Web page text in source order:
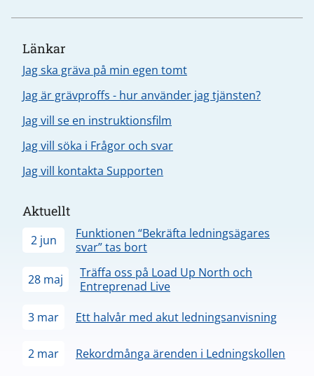
Länkar
Jag ska gräva på min egen tomt
Jag är grävproffs - hur använder jag tjänsten?
Jag vill se en instruktionsfilm
Jag vill söka i Frågor och svar
Jag vill kontakta Supporten
Aktuellt
2 jun
Funktionen “Bekräfta ledningsägares
svar” tas bort
28 maj
Träffa oss på Load Up North och
Entreprenad Live
3 mar
Ett halvår med akut ledningsanvisning
2 mar Rekordmånga ärenden i Ledningskollen